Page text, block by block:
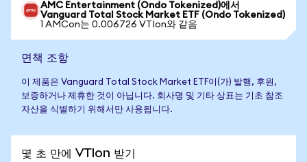
AMC Entertainment (Ondo Tokenized)에서
Vanguard Total Stock Market ETF (Ondo Tokenized)
1 AMCon는 0.006726 VTIon와 같음
면책 조항
이 제품은 Vanguard Total Stock Market ETF이(가) 발행, 후원,
보증하거나 제휴한 것이 아닙니다. 회사명 및 기타 상표는 기초 참조
자산을 식별하기 위해서만 사용됩니다.
몇 초 만에 VTIon 받기